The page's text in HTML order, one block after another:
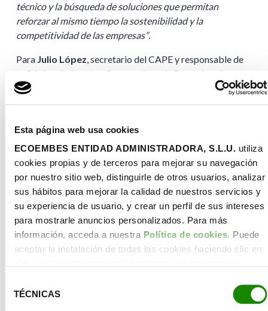
Esta página web usa cookies
ECOEMBES ENTIDAD ADMINISTRADORA, S.L.U.utiliza
cookies propias y de terceros para mejorar su navegación
por nuestro sitio web, distinguirle de otros usuarios, analizar
sus hábitos para mejorar la calidad de nuestros servicios y
su experiencia de usuario, y crear un perfil de sus intereses
para mostrarle anuncios personalizados. Para más
información, acceda a nuestra Política de cookies. Puede
aceptar la instalación de todas las cookies haciendo clic en
su instalación, haciendo clic en el botón “Rechazar
TÉCNICAS
técnico y la búsqueda de soluciones que permitan
reforzar al mismo tiempo la sostenibilidad y la
competitividad de las empresas”.
Para Julio López, secretario del CAPE y responsable de
la Oficina de Asuntos Corporativos de Ecoembes, la
incorporación de Riestra
“refuerza la conexión del
Consejo con las prioridades industriales y climáticas que
trayectoria nos ayudará a anticipar el impacto regulatorio
y a convertirlo en recomendaciones prácticas para las
empresas, contribuyendo al objetivo común de impulsar
la competitividad de las empresas en su transición hacia
una economía circular, en un momento en el que esta
exige coordinación, rigor técnico y visión estratégica.”.
Un órgano consultivo neutral para reforzar la toma
de decisiones estratégicas
refuerza el modelo de gobernanza de la organización